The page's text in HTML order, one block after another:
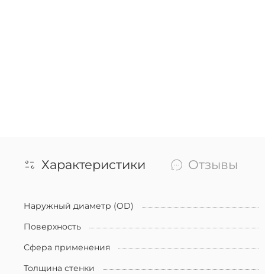
Характеристики Отзывы
Наружный диаметр (OD)
Поверхность
Сфера применения
Толщина стенки